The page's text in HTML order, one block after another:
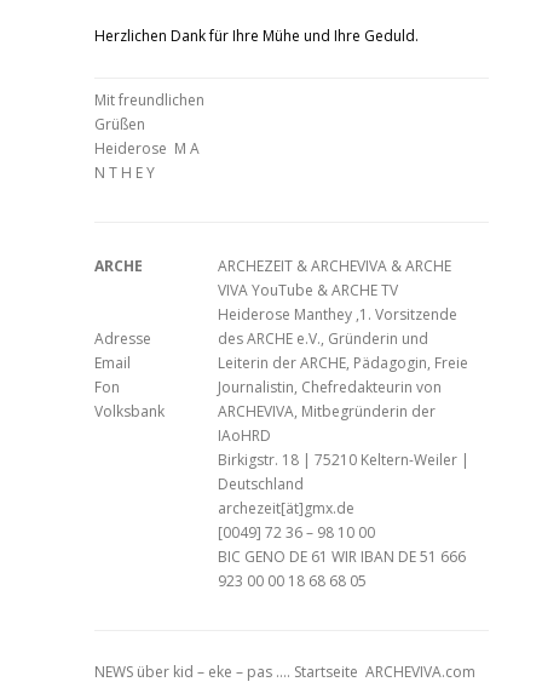
Herzlichen Dank für Ihre Mühe und Ihre Geduld.
Mit freundlichen
Grüßen
Heiderose M A
N T H E Y
ARCHE
Adresse
Email
Fon
Volksbank
ARCHEZEIT & ARCHEVIVA & ARCHE
VIVA YouTube & ARCHE TV
Heiderose Manthey ,1. Vorsitzende
des ARCHE e.V., Gründerin und
Leiterin der ARCHE, Pädagogin, Freie
Journalistin, Chefredakteurin von
ARCHEVIVA, Mitbegründerin der
IAoHRD
Birkigstr. 18 | 75210 Keltern-Weiler |
Deutschland
archezeit[ät]gmx.de
[0049] 72 36 – 98 10 00
BIC GENO DE 61 WIR IBAN DE 51 666
923 00 00 18 68 68 05
NEWS über kid – eke – pas …. Startseite ARCHEVIVA.com